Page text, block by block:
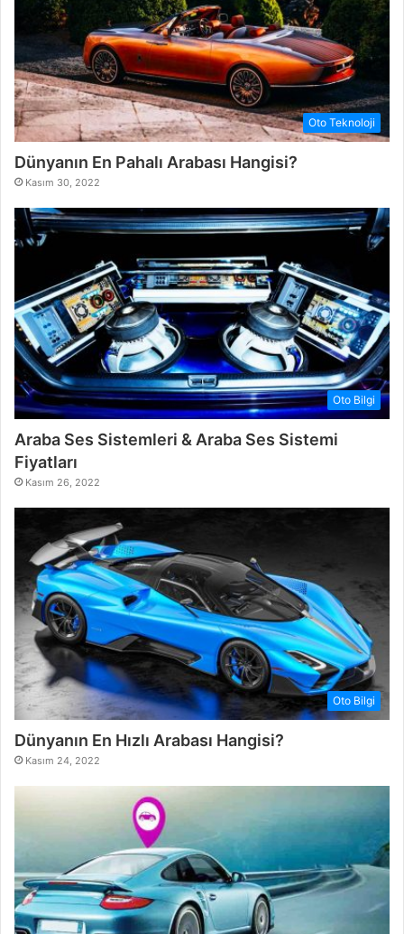
Oto Teknoloji
Dünyanın En Pahalı Arabası Hangisi?
Kasım 30, 2022
Oto Bilgi
Araba Ses Sistemleri & Araba Ses Sistemi
Fiyatları
Kasım 26, 2022
Oto Bilgi
Dünyanın En Hızlı Arabası Hangisi?
Kasım 24, 2022